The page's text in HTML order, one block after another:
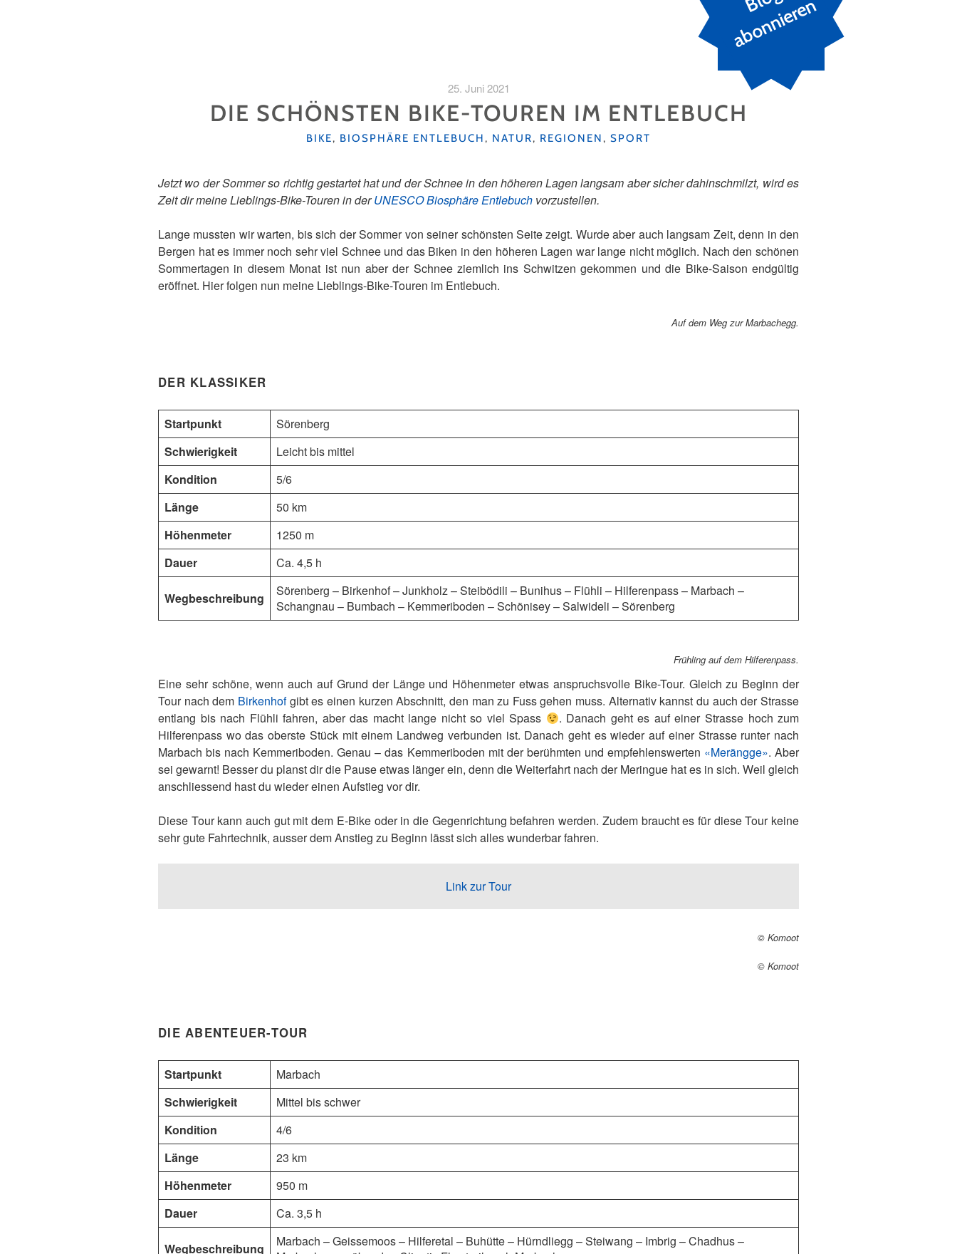
n
25. Juni 2021
DIE SCHÖNSTEN BIKE-TOUREN IM ENTLEBUCH
KATEGORIEN
BIKE, BIOSPHÄRE ENTLEBUCH, NATUR, REGIONEN, SPORT
Jetzt wo der Sommer so richtig gestartet hat und der Schnee in den höheren Lagen langsam aber sicher dahinschmilzt, wird es
Zeit dir meine Lieblings-Bike-Touren in derUNESCO Biosphäre Entlebuch vorzustellen.
Lange mussten wir warten, bis sich der Sommer von seiner schönsten Seite zeigt. Wurde aber auch langsam Zeit, denn in den
Bergen hat es immer noch sehr viel Schnee und das Biken in den höheren Lagen war lange nicht möglich. Nach den schönen
Sommertagen in diesem Monat ist nun aber der Schnee ziemlich ins Schwitzen gekommen und die Bike-Saison endgültig
eröffnet. Hier folgen nun meine Lieblings-Bike-Touren im Entlebuch.
Auf dem Weg zur Marbachegg.
DER KLASSIKER
Startpunkt
Sörenberg
Schwierigkeit
Leicht bis mittel
Kondition
5/6
Länge
50 km
Höhenmeter
1250 m
Dauer
Ca. 4,5 h
Wegbeschreibung
Sörenberg – Birkenhof – Junkholz – Steibödili – Bunihus – Flühli – Hilferenpass – Marbach –
Schangnau – Bumbach – Kemmeriboden – Schönisey – Salwideli – Sörenberg
Frühling auf dem Hilferenpass.
Eine sehr schöne, wenn auch auf Grund der Länge und Höhenmeter etwas anspruchsvolle Bike-Tour. Gleich zu Beginn der
Tour nach dem Birkenhofgibt es einen kurzen Abschnitt, den man zu Fuss gehen muss. Alternativ kannst du auch der Strasse
entlang bis nach Flühli fahren, aber das macht lange nicht so viel Spass
. Danach geht es auf einer Strasse hoch zum
Hilferenpass wo das oberste Stück mit einem Landweg verbunden ist. Danach geht es wieder auf einer Strasse runter nach
Marbach bis nach Kemmeriboden. Genau – das Kemmeriboden mit der berühmten und empfehlenswerten «Merängge». Aber
sei gewarnt! Besser du planst dir die Pause etwas länger ein, denn die Weiterfahrt nach der Meringue hat es in sich. Weil gleich
anschliessend hast du wieder einen Aufstieg vor dir.
Diese Tour kann auch gut mit dem E-Bike oder in die Gegenrichtung befahren werden. Zudem braucht es für diese Tour keine
sehr gute Fahrtechnik, ausser dem Anstieg zu Beginn lässt sich alles wunderbar fahren.
Link zur Tour
© Komoot
© Komoot
DIE ABENTEUER-TOUR
Startpunkt
Marbach
Schwierigkeit
Mittel bis schwer
Kondition
4/6
Länge
23 km
Höhenmeter
950 m
Dauer
Ca. 3,5 h
Wegbeschreibung
Marbach – Geissemoos – Hilferetal – Buhütte – Hürndliegg – Steiwang – Imbrig – Chadhus –